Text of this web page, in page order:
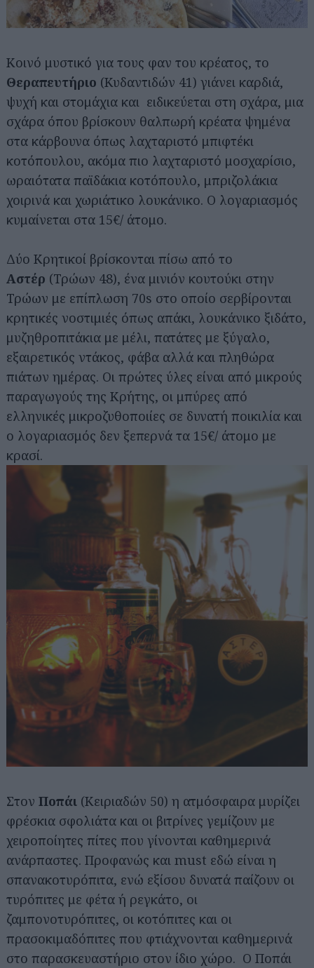
Κοινό μυστικό για τους φαν του κρέατος, το
Θεραπευτήριο (Κυδαντιδών 41) γιάνει καρδιά,
ψυχή και στομάχια και ειδικεύεται στη σχάρα, μια
σχάρα όπου βρίσκουν θαλπωρή κρέατα ψημένα
στα κάρβουνα όπως λαχταριστό μπιφτέκι
κοτόπουλου, ακόμα πιο λαχταριστό μοσχαρίσιο,
ωραιότατα παϊδάκια κοτόπουλο, μπριζολάκια
χοιρινά και χωριάτικο λουκάνικο. Ο λογαριασμός
κυμαίνεται στα 15€/ άτομο.
Δύο Κρητικοί βρίσκονται πίσω από το
Αστέρ (Τρώων 48), ένα μινιόν κουτούκι στην
Τρώων με επίπλωση 70s στο οποίο σερβίρονται
κρητικές νοστιμιές όπως απάκι, λουκάνικο ξιδάτο,
μυζηθροπιτάκια με μέλι, πατάτες με ξύγαλο,
εξαιρετικός ντάκος, φάβα αλλά και πληθώρα
πιάτων ημέρας. Οι πρώτες ύλες είναι από μικρούς
παραγωγούς της Κρήτης, οι μπύρες από
ελληνικές μικροζυθοποιίες σε δυνατή ποικιλία και
ο λογαριασμός δεν ξεπερνά τα 15€/ άτομο με
κρασί.
Στον Ποπάι (Κειριαδών 50) η ατμόσφαιρα μυρίζει
φρέσκια σφολιάτα και οι βιτρίνες γεμίζουν με
χειροποίητες πίτες που γίνονται καθημερινά
ανάρπαστες. Προφανώς και must εδώ είναι η
σπανακοτυρόπιτα, ενώ εξίσου δυνατά παίζουν οι
τυρόπιτες με φέτα ή ρεγκάτο, οι
ζαμπονοτυρόπιτες, οι κοτόπιτες και οι
πρασοκιμαδόπιτες που φτιάχνονται καθημερινά
στο παρασκευαστήριο στον ίδιο χώρο. Ο Ποπάι